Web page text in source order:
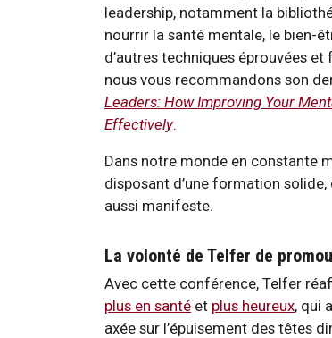
leadership, notamment la
nourrir la santé mentale, le bien-
d’autres techniques éprouvées
nous vous recommandons son
Leaders: How Improving Your
Effectively.
Dans notre monde en constante
disposant d’une formation solide,
aussi manifeste.
La volonté de Telfer de
Avec cette conférence, Telfer
plus en santé et plus heureux, qui
axée sur l’épuisement des têtes